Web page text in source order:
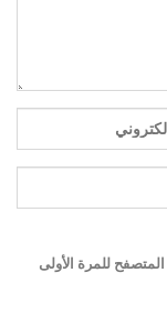
للمرة الأولى